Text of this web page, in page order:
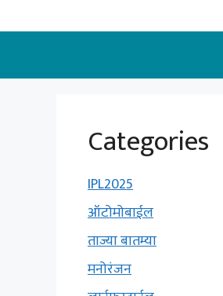
to
Categories
IPL2025
ऑटोमोबाईल
ताज्या बातम्या
मनोरंजन